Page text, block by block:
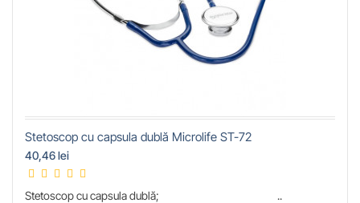
Stetoscop cu capsula dublă Microlife ST-72
40,46 lei
Stetoscop cu capsula dublă; ..